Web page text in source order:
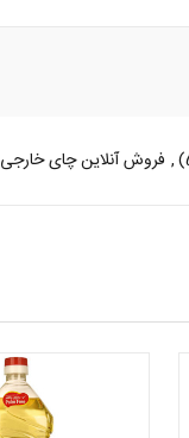
, فروش آنلاین چای خارجی